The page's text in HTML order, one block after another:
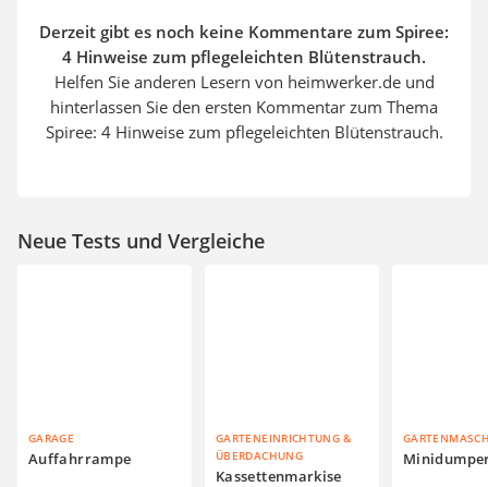
Derzeit gibt es noch keine Kommentare zum Spiree:
4 Hinweise zum pflegeleichten Blütenstrauch.
Helfen Sie anderen Lesern von heimwerker.de und
hinterlassen Sie den ersten Kommentar zum Thema
Spiree: 4 Hinweise zum pflegeleichten Blütenstrauch.
Neue Tests und Vergleiche
GARAGE
Auffahrrampe
GARTENEINRICHTUNG &
ÜBERDACHUNG
Kassettenmarkise